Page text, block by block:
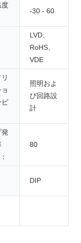
度
-30 - 60
LVD、
RoHS、
VDE
ビ
照明およ
び回路設
計
80
DIP